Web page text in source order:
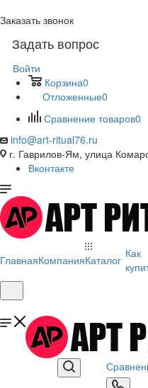
Заказать звонок
Задать вопрос
Войти
Корзина0
Отложенные0
Сравнение товаров0
info@art-ritual76.ru
г. Гаврилов-Ям, улица
Вконтакте
ГлавнаяКомпанияКаталог Как